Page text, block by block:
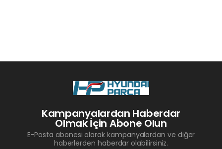
Kampanyalardan Haberdar
Olmak İçin Abone Olun
E-Posta abonesi olarak kampanyalardan ve diğer
haberlerden haberdar olabilirsiniz.